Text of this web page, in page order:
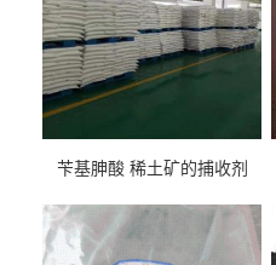
苄基胂酸 稀土矿的捕收剂